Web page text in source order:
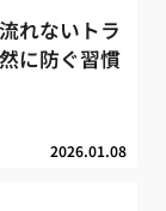
れないトラ
に防ぐ習慣
2026.01.08